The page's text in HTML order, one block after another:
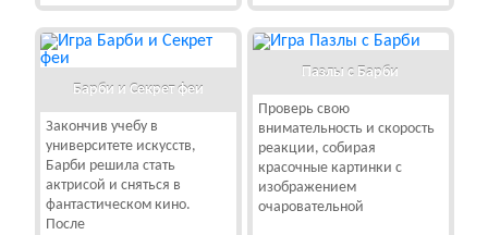
Барби и Секрет феи
Закончив учебу в
университете искусств,
Барби решила стать
актрисой и сняться в
фантастическом кино.
После
Пазлы с Барби
Проверь свою
внимательность и скорость
реакции, собирая
красочные картинки с
изображением
очаровательной